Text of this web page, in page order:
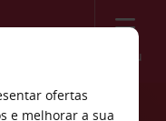
Menu
ofertas
e melhorar a sua